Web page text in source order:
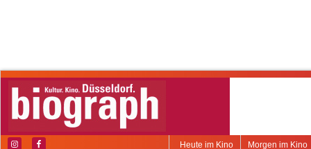
Morgen im Kino
Heute im Kino